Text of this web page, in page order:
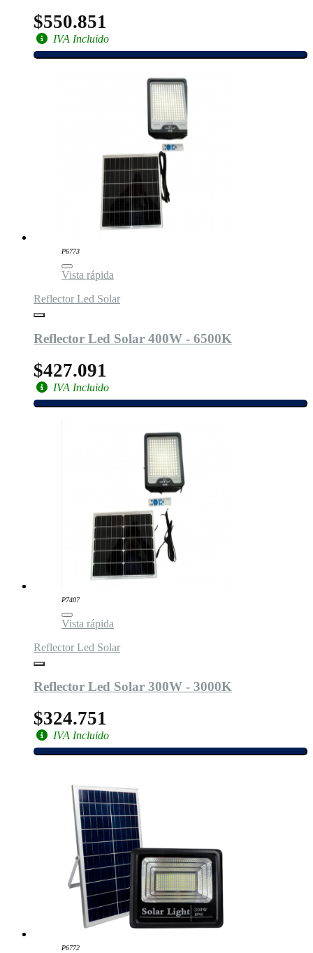
$550.851
IVA Incluido
P6773
Vista rápida
Reflector Led Solar
Reflector Led Solar 400W - 6500K
$427.091
IVA Incluido
P7407
Vista rápida
Reflector Led Solar
Reflector Led Solar 300W - 3000K
$324.751
IVA Incluido
P6772